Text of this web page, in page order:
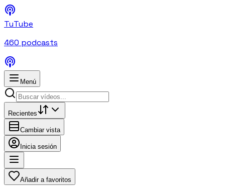
TuTube
460 podcasts
Menú
Recientes
Cambiar vista
Inicia sesión
Añadir a favoritos